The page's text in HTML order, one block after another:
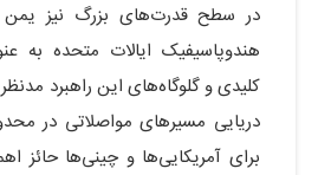
در سطح قدرت‌های بزرگ نیز
هندوپاسیفیک ایالات متحده به
کلیدی و گلوگاه‌های این راهبرد
دریایی مسیرهای مواصلاتی در
برای آمریکایی‌ها و چینی‌ها حائز